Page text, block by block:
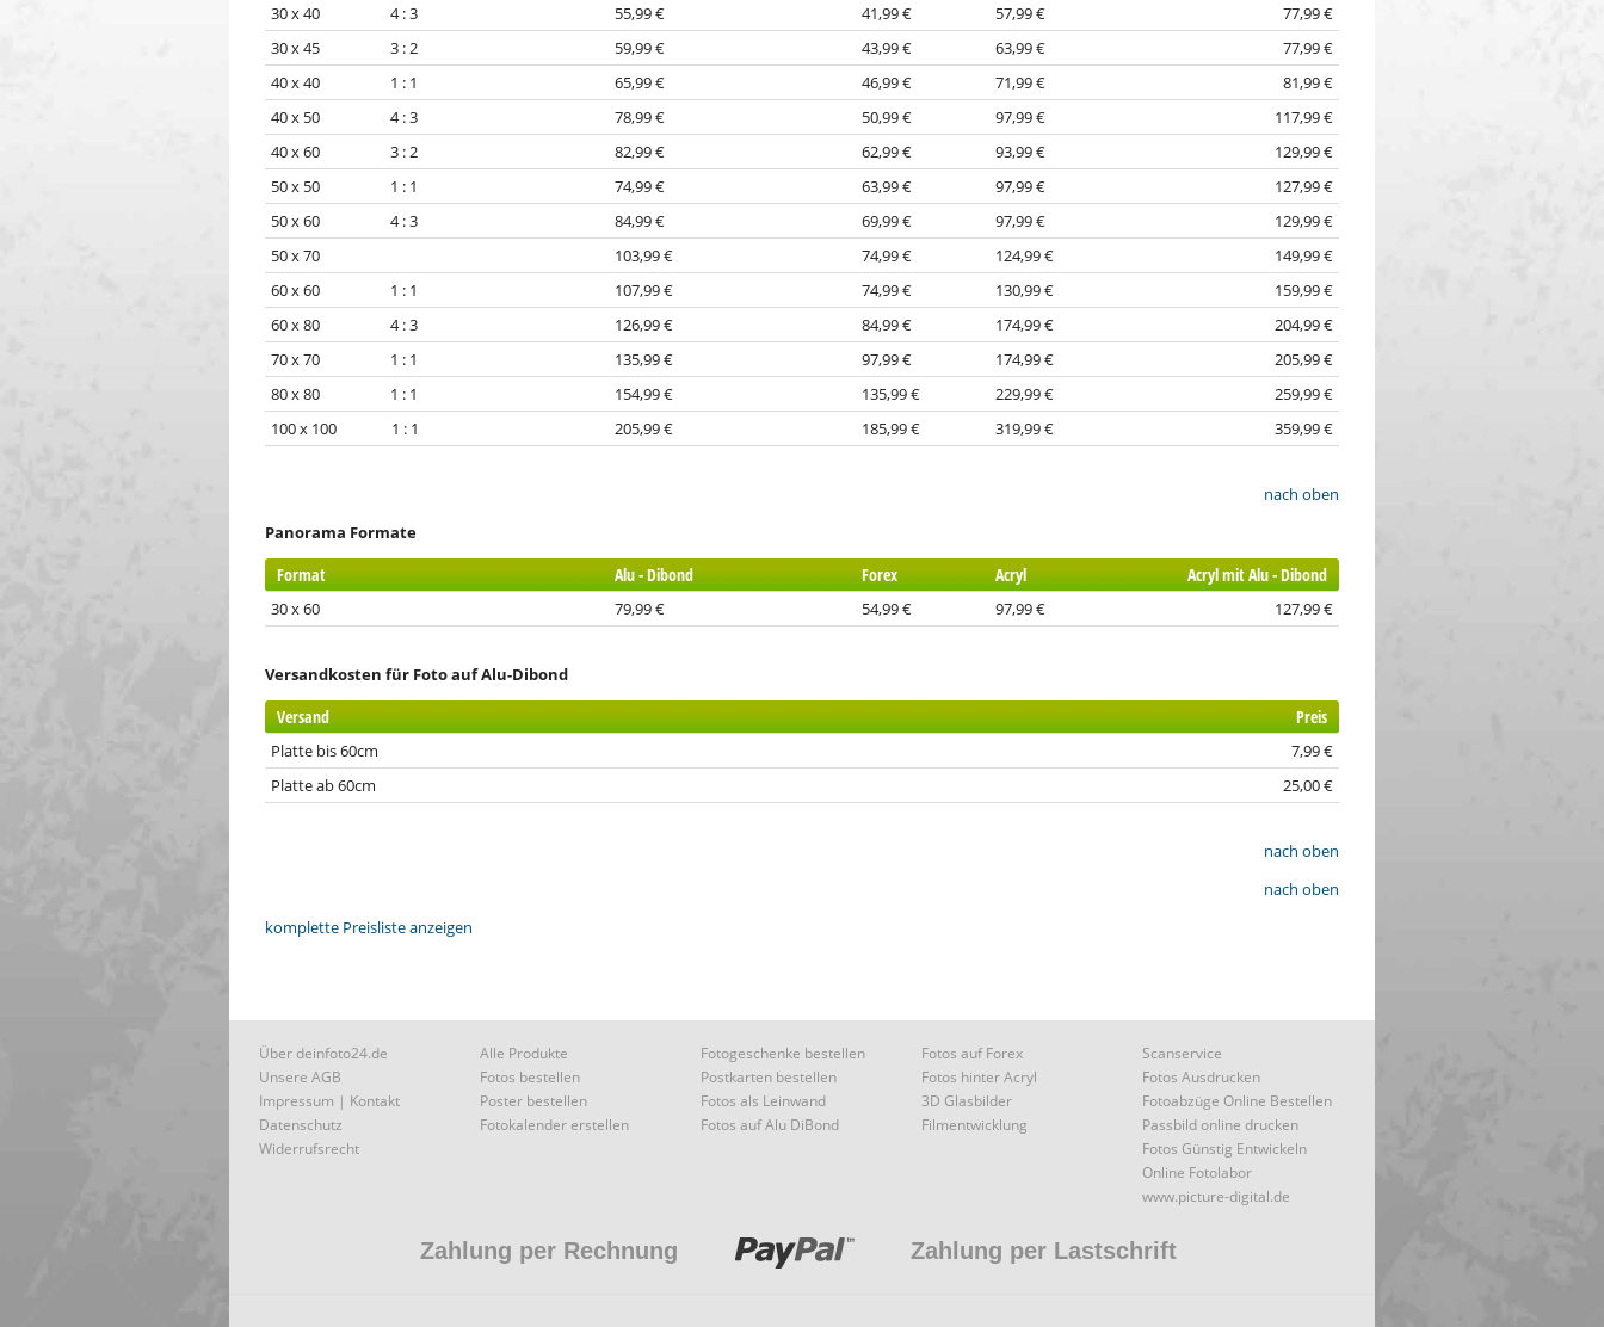
30 x 40 4 : 3
55,99 € 41,99 € 57,99 €
77,99 €
30 x 45 3 : 2
59,99 € 43,99 € 63,99 €
77,99 €
40 x 40 1 : 1
65,99 € 46,99 € 71,99 €
81,99 €
40 x 50 4 : 3
78,99 € 50,99 € 97,99 €
117,99 €
40 x 60 3 : 2
82,99 € 62,99 € 93,99 €
129,99 €
50 x 50 1 : 1
74,99 € 63,99 € 97,99 €
127,99 €
50 x 60 4 : 3
84,99 € 69,99 € 97,99 €
129,99 €
50 x 70
103,99 € 74,99 € 124,99 €
149,99 €
60 x 60 1 : 1
107,99 € 74,99 € 130,99 €
159,99 €
60 x 80 4 : 3
126,99 € 84,99 € 174,99 €
204,99 €
70 x 70 1 : 1
135,99 € 97,99 € 174,99 €
205,99 €
80 x 80 1 : 1
154,99 € 135,99 € 229,99 €
259,99 €
100 x 100 1 : 1
205,99 € 185,99 € 319,99 € 359,99 €
nach oben
Panorama Formate
Format Alu - Dibond Forex Acryl Acryl mit Alu - Dibond
30 x 60 79,99 € 54,99 € 97,99 € 127,99 €
Versandkosten für Foto auf Alu-Dibond
Versand Preis
Platte bis 60cm
7,99 €
Platte ab 60cm
25,00 €
nach oben
nach oben
komplette Preisliste anzeigen
Über deinfoto24.de
Unsere AGB
Impressum | Kontakt
Datenschutz
Widerrufsrecht
Alle Produkte
Fotos bestellen
Poster bestellen
Fotokalender erstellen
Fotogeschenke bestellen
Postkarten bestellen
Fotos als Leinwand
Fotos auf Alu DiBond
Fotos auf Forex
Fotos hinter Acryl
3D Glasbilder
Filmentwicklung
Scanservice
Fotos Ausdrucken
Fotoabzüge Online Bestellen
Passbild online drucken
Fotos Günstig Entwickeln
Online Fotolabor
www.picture-digital.de
Zahlung per Rechnung Zahlung per Lastschrift